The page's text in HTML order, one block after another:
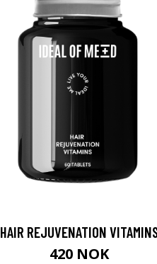
HAIR REJUVENATION
420 NOK